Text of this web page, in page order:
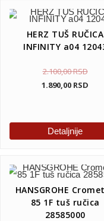
HERZ TUŠ RUČICA
INFINITY a04
2.100,00RSD
1.890,00 RSD
Detaljnije
HANSGROHE
85 1F tuš ručica
28585000